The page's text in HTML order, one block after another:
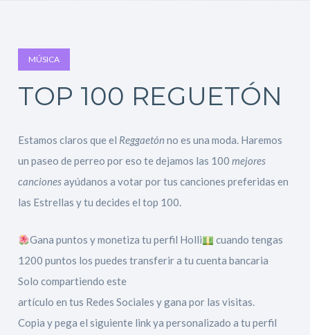
MÚSICA
TOP 100 REGUETÓN
Estamos claros que el Reggaetón no es una moda. Haremos
un paseo de perreo por eso te dejamos las 100mejores
cancionesayúdanos a votar por tus canciones preferidas en
las Estrellas y tu decides el top 100.
Gana puntos y monetiza tu perfil Holli
cuando tengas
1200 puntos los puedes transferir a tu cuenta bancaria
Solo compartiendo este
artículo en tus Redes Sociales y gana por las visitas.
Copia y pega el siguiente link ya personalizado a tu perfil